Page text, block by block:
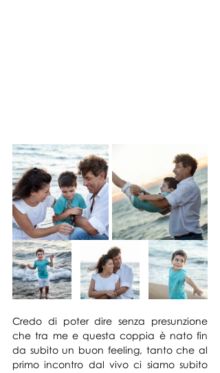
Credo di poter dire senza presunzione
che tra me e questa coppia è nato fin
da subito un buon feeling, tanto che al
primo incontro dal vivo ci siamo subito